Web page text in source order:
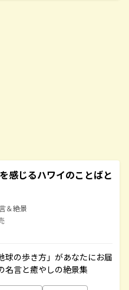
感じるハワイのことばと
＆絶景
球の歩き方」があなたにお届
名言と癒やしの絶景集